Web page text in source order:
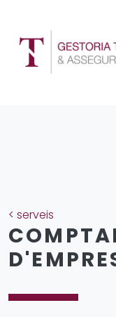
< serveis